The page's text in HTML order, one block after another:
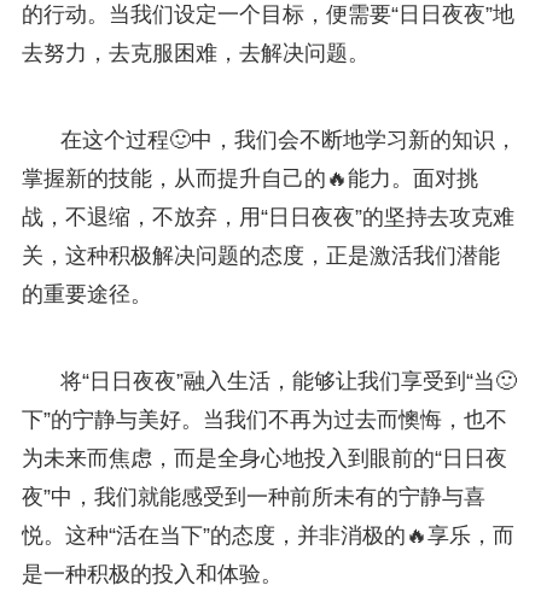
的行动。当我们设定一个目标，便需要“日日夜夜”地
去努力，去克服困难，去解决问题。
在这个过程🙂中，我们会不断地学习新的知识，
掌握新的技能，从而提升自己的🔥能力。面对挑
战，不退缩，不放弃，用“日日夜夜”的坚持去攻克难
关，这种积极解决问题的态度，正是激活我们潜能
的重要途径。
将“日日夜夜”融入生活，能够让我们享受到“当🙂
下”的宁静与美好。当我们不再为过去而懊悔，也不
为未来而焦虑，而是全身心地投入到眼前的“日日夜
夜”中，我们就能感受到一种前所未有的宁静与喜
悦。这种“活在当下”的态度，并非消极的🔥享乐，而
是一种积极的投入和体验。